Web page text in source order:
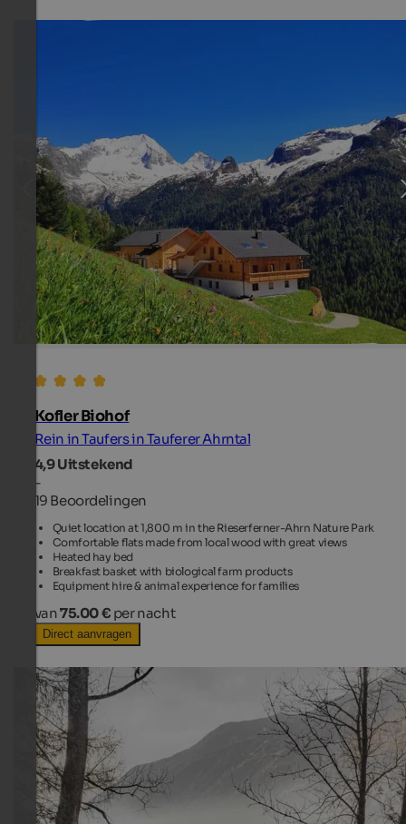
Kofler Biohof
Rein in Taufers in Tauferer Ahrntal
4,9Uitstekend
-
19 Beoordelingen
Quiet location at 1,800 m in the Rieserferner-Ahrn Nature Park
Comfortable flats made from local wood with great views
Heated hay bed
Breakfast basket with biological farm products
Equipment hire & animal experience for families
van75.00 € per nacht
Direct aanvragen